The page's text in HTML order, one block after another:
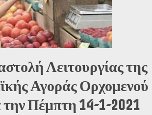
Λειτουργίας της
Αγοράς Ορχομενού
την Πέμπτη 14-1-2021